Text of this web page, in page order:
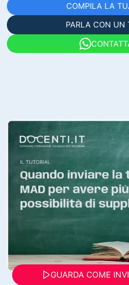
COMPILA LA
PARLA CON UN
GUARDA COME